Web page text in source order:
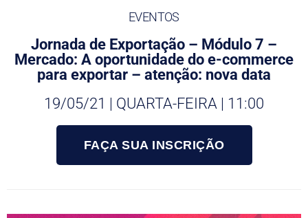
EVENTOS
Jornada de Exportação – Módulo 7 –
Mercado: A oportunidade do e-commerce
para exportar – atenção: nova data
19/05/21 | QUARTA-FEIRA | 11:00
FAÇA SUA INSCRIÇÃO